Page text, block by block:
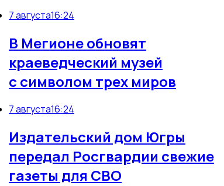
7 августа16:24
В Мегионе обновят
краеведческий музей
с символом трех миров
7 августа16:24
Издательский дом Югры
передал Росгвардии свежие
газеты для СВО